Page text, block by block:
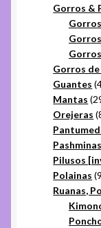
Gorros &
Gorros de
Guantes
Mantas
Orejeras
Pilusos
Polainas
Ruanas,